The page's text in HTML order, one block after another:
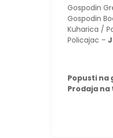
Gospodin
Gospodin
Kuharica /
Policajac –
Popusti na
Prodaja na